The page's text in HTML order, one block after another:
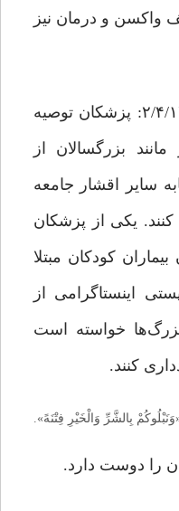
واکسن و درمان نیز
۲- پایگاه خبری صراط: ۲/۴/۱۳۹۹: پزشکان توصیه
بزرگسالان از
سایر اقشار جامعه
یکی از پزشکان
کودکان مبتلا
اینستاگرامی از
خواسته است
کنند.